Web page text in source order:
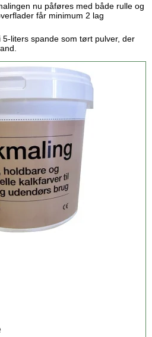
nu påføres med både rulle og
får minimum 2 lag
liters spande som tørt pulver, der